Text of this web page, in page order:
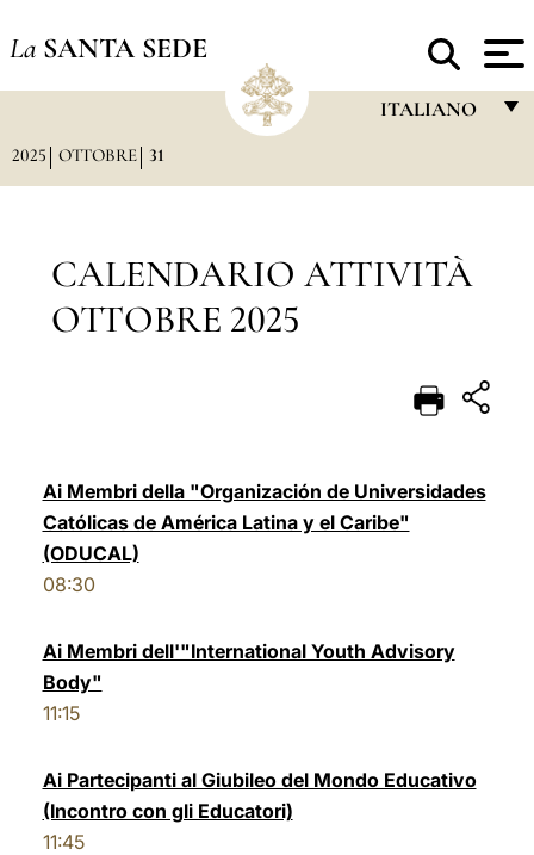
La SANTA SEDE
ITALIANO
DEUTSCH
العربيّة
中文
2025 OTTOBRE 31
CALENDARIO ATTIVITÀ
OTTOBRE 2025
Ai Membri della "Organización de Universidades
Católicas de América Latina y el Caribe"
(ODUCAL)
08:30
Ai Membri dell'"International Youth Advisory
Body"
11:15
Ai Partecipanti al Giubileo del Mondo Educativo
(Incontro con gli Educatori)
11:45